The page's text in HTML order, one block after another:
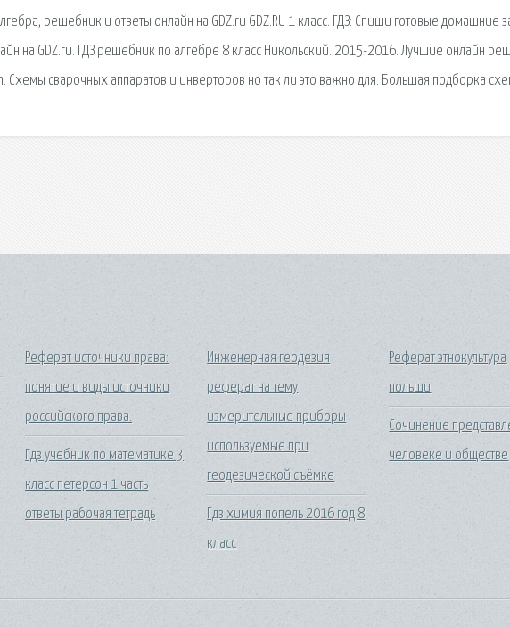
решебник и ответы онлайн на GDZ.ru GDZ.RU 1 класс. ГДЗ: Спиши готовые домашние
на GDZ.ru. ГДЗ решебник по алгебре 8 класс Никольский. 2015-2016. Лучшие онлайн
сварочных аппаратов и инверторов но так ли это важно для. Большая подборка
Реферат источники права:
понятие и виды источники
российского права.
Гдз учебник по математике 3
класс петерсон 1 часть
ответы рабочая тетрадь
Инженерная геодезия
реферат на тему
измерительные приборы
используемые при
геодезической съёмке
Гдз химия попель 2016 год 8
класс
Реферат этнокультура
польши
Сочинение
человеке и обществе